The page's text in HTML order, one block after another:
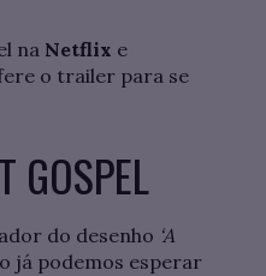
na Netflix e
o trailer para se
GOSPEL
do desenho ‘A
já podemos esperar